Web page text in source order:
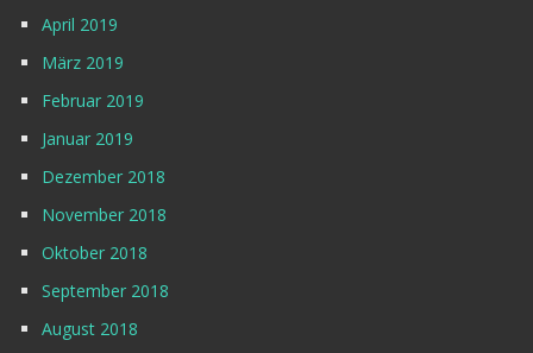
April 2019
März 2019
Februar 2019
Januar 2019
Dezember 2018
November 2018
Oktober 2018
September 2018
August 2018